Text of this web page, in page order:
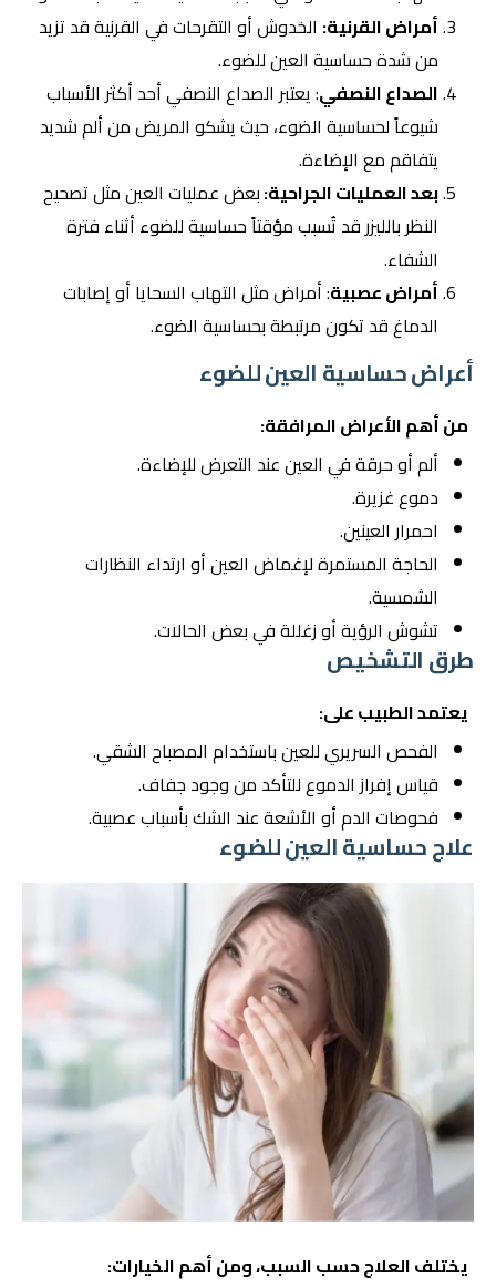
أمراض القرنية: الخدوش أو التقرحات في القرنية قد تزيد
من شدة حساسية العين للضوء.
الصداع النصفي: يعتبر الصداع النصفي أحد أكثر الأسباب
شيوعاً لحساسية الضوء، حيث يشكو المريض من ألم شديد
يتفاقم مع الإضاءة.
بعد العمليات الجراحية:بعض عمليات العين مثل تصحيح
النظر بالليزر قد تُسبب مؤقتاً حساسية للضوء أثناء فترة
الشفاء.
أمراض عصبية: أمراض مثل التهاب السحايا أو إصابات
الدماغ قد تكون مرتبطة بحساسية الضوء.
أعراض حساسية العين للضوء
من أهم الأعراض المرافقة:
ألم أو حرقة في العين عند التعرض للإضاءة.
دموع غزيرة.
احمرار العينين.
الحاجة المستمرة لإغماض العين أو ارتداء النظارات
الشمسية.
تشوش الرؤية أو زغللة في بعض الحالات.
طرق التشخيص
يعتمد الطبيب على:
الفحص السريري للعين باستخدام المصباح الشقي.
قياس إفراز الدموع للتأكد من وجود جفاف.
فحوصات الدم أو الأشعة عند الشك بأسباب عصبية.
علاج حساسية العين للضوء
يختلف العلاج حسب السبب، ومن أهم الخيارات: